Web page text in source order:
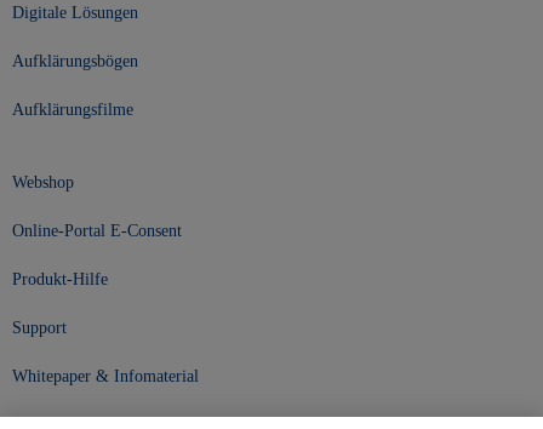
Digitale Lösungen
Aufklärungsbögen
Aufklärungsfilme
Webshop
Online-Portal E-Consent
Produkt-Hilfe
Support
Whitepaper & Infomaterial